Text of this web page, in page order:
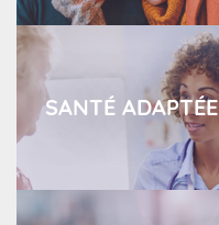
SANTÉ ADAPTÉE